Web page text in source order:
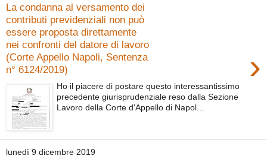
La condanna al versamento dei
contributi previdenziali non può
essere proposta direttamente
nei confronti del datore di lavoro
(Corte Appello Napoli, Sentenza
n° 6124/2019)
›
Ho il piacere di postare questo interessantissimo
precedente giurisprudenziale reso dalla Sezione
Lavoro della Corte d'Appello di Napol...
lunedì 9 dicembre 2019